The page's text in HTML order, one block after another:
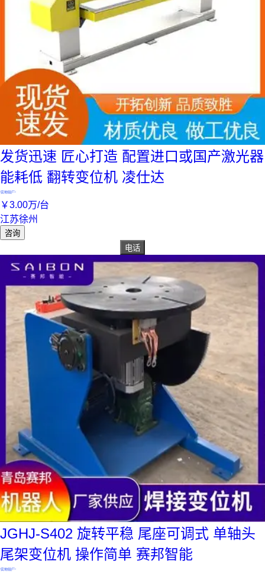
发货迅速 匠心打造 配置进口或国产激光器
能耗低 翻转变位机 凌仕达
实地验厂
￥3.00万/台
江苏徐州
咨询
电话
JGHJ-S402 旋转平稳 尾座可调式 单轴头
尾架变位机 操作简单 赛邦智能
实地验厂